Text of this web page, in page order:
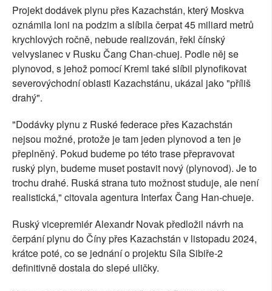
Projekt dodávek plynu přes Kazachstán, který Moskva
oznámila loni na podzim a slíbila čerpat 45 miliard metrů
krychlových ročně, nebude realizován, řekl čínský
velvyslanec v Rusku Čang Chan-chuej. Podle něj se
plynovod, s jehož pomocí Kreml také slíbil plynofikovat
severovýchodní oblasti Kazachstánu, ukázal jako "příliš
drahý".
"Dodávky plynu z Ruské federace přes Kazachstán
nejsou možné, protože je tam jeden plynovod a ten je
přeplněný. Pokud budeme po této trase přepravovat
ruský plyn, budeme muset postavit nový (plynovod). Je to
trochu drahé. Ruská strana tuto možnost studuje, ale není
realistická," citovala agentura Interfax Čang Han-chueje.
Ruský vicepremiér Alexandr Novak předložil návrh na
čerpání plynu do Číny přes Kazachstán v listopadu 2024,
krátce poté, co se jednání o projektu Síla Sibiře-2
definitivně dostala do slepé uličky.